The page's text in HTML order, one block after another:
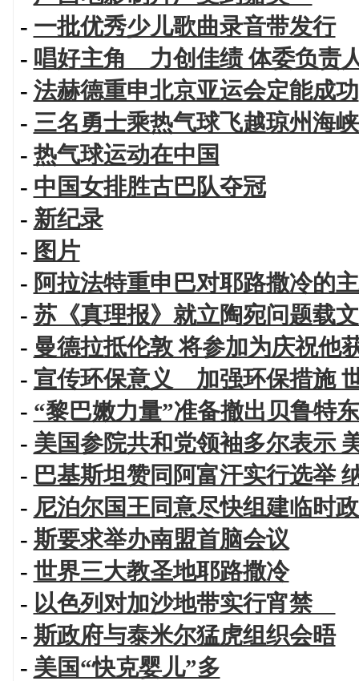
- 一批优秀少儿歌曲录音带发行
- 唱好主角 力创佳绩 体委负责
- 法赫德重申北京亚运会定能成功
- 三名勇士乘热气球飞越琼州海
- 热气球运动在中国
- 中国女排胜古巴队夺冠
- 新纪录
- 图片
- 阿拉法特重申巴对耶路撒冷的
- 苏《真理报》就立陶宛问题载
- 曼德拉抵伦敦 将参加为庆祝他
- 宣传环保意义 加强环保措施
- “黎巴嫩力量”准备撤出贝鲁特
- 美国参院共和党领袖多尔表示
- 巴基斯坦赞同阿富汗实行选举
- 尼泊尔国王同意尽快组建临时
- 斯要求举办南盟首脑会议
- 世界三大教圣地耶路撒冷
- 以色列对加沙地带实行宵禁
- 斯政府与泰米尔猛虎组织会晤
- 美国“快克婴儿”多